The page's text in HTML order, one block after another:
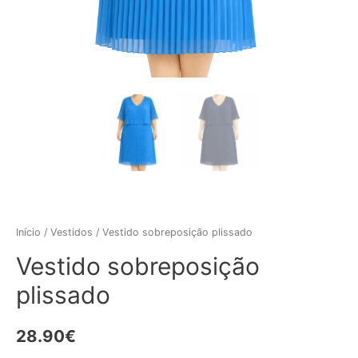
Início / Vestidos / Vestido sobreposição plissado
Vestido sobreposição
plissado
28.90€